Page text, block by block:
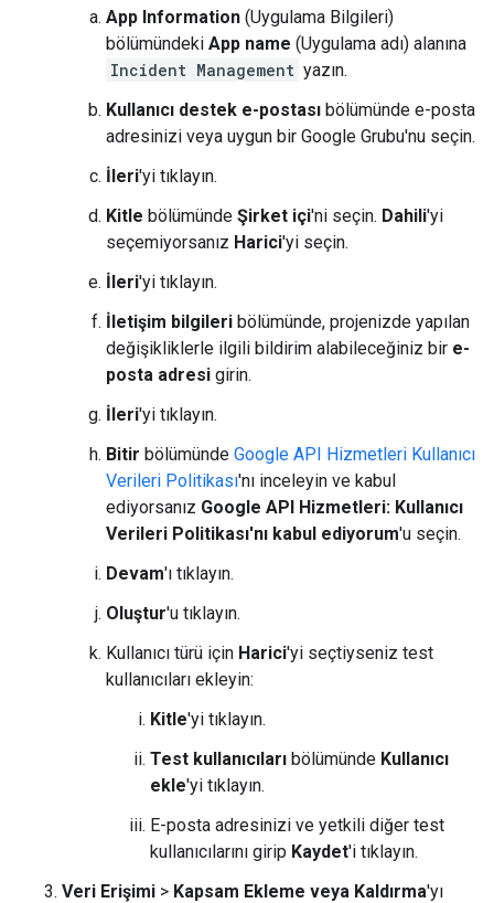
App Information (Uygulama Bilgileri)
bölümündeki App name (Uygulama adı) alanına
Incident Management yazın.
Kullanıcı destek e-postası bölümünde e-posta
adresinizi veya uygun bir Google Grubu'nu seçin.
İleri'yi tıklayın.
Kitle bölümünde Şirket içi'ni seçin. Dahili'yi
seçemiyorsanız Harici'yi seçin.
İleri'yi tıklayın.
İletişim bilgileri bölümünde, projenizde yapılan
değişikliklerle ilgili bildirim alabileceğiniz bir e-
posta adresi girin.
İleri'yi tıklayın.
Bitir bölümünde Google API Hizmetleri Kullanıcı
Verileri Politikası'nı inceleyin ve kabul
ediyorsanız Google API Hizmetleri: Kullanıcı
Verileri Politikası'nı kabul ediyorum'u seçin.
Devam'ı tıklayın.
Oluştur'u tıklayın.
Kullanıcı türü için Harici'yi seçtiyseniz test
kullanıcıları ekleyin:
Kitle'yi tıklayın.
Test kullanıcıları bölümünde Kullanıcı
ekle'yi tıklayın.
E-posta adresinizi ve yetkili diğer test
kullanıcılarını girip Kaydet'i tıklayın.
Veri Erişimi > Kapsam Ekleme veya Kaldırma'yı